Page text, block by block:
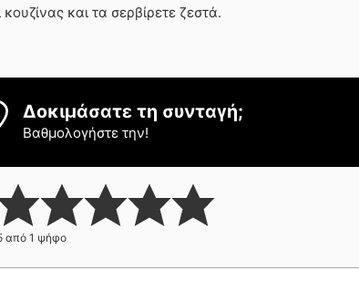
και τα σερβίρετε ζεστά.
Δοκιμάσατε τη συνταγή;
Βαθμολογήστε την!
από 1 ψήφο